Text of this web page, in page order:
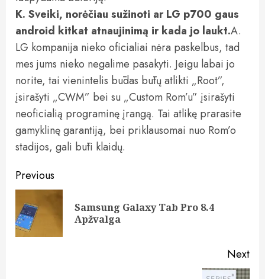
K. Sveiki, norėčiau sužinoti ar LG p700 gaus
android kitkat atnaujinimą ir kada jo laukt.A.
LG kompanija nieko oficialiai nėra paskelbus, tad
mes jums nieko negalime pasakyti. Jeigu labai jo
norite, tai vienintelis būdas būtų atlikti „Root”,
įsirašyti „CWM” bei su „Custom Rom’u” įsirašyti
neoficialią programinę įrangą. Tai atlikę prarasite
gamyklinę garantiją, bei priklausomai nuo Rom’o
stadijos, gali būti klaidų.
Post
navigation
Previous
Samsung Galaxy Tab Pro 8.4
Apžvalga
Next